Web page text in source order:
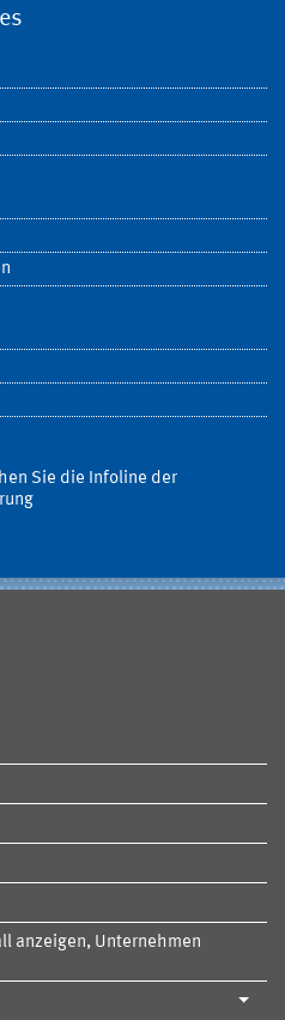
Sie die Infoline der
anzeigen, Unternehmen